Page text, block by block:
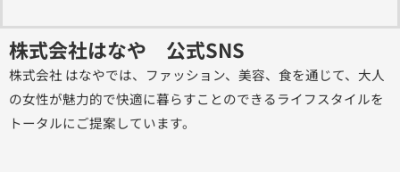
a
m
株式会社はなや 公式SNS
株式会社 はなやでは、ファッション、美容、食を通じて、大人
の女性が魅力的で快適に暮らすことのできるライフスタイルを
トータルにご提案しています。